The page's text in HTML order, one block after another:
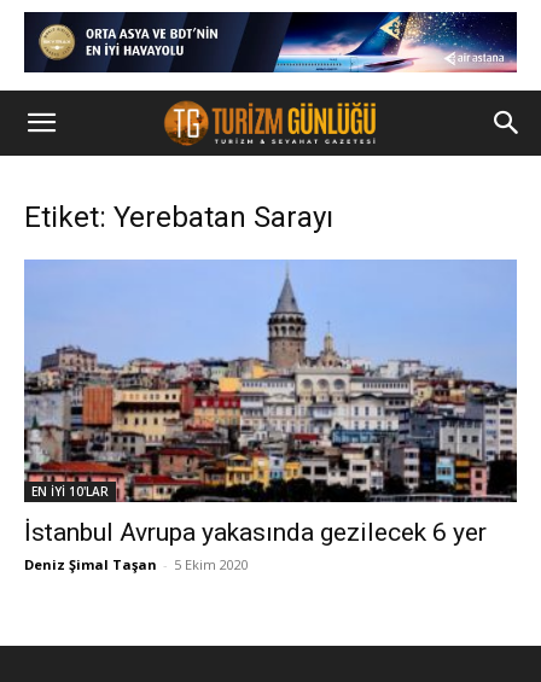
Etiket: Yerebatan Sarayı
EN İYİ 10'LAR
İstanbul Avrupa yakasında gezilecek 6 yer
Deniz Şimal Taşan - 5 Ekim 2020